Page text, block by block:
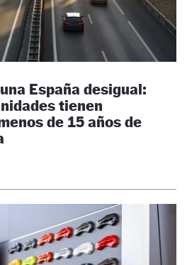
España desigual:
tienen
de 15 años de